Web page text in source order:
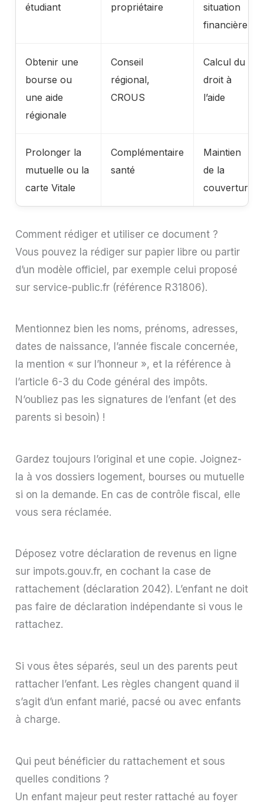
étudiant
propriétaire
situation
financière
Obtenir une
bourse ou
une aide
régionale
Conseil
régional,
CROUS
Calcul du
droit à
l’aide
Prolonger la
mutuelle ou la
carte Vitale
Complémentaire
santé
Maintien
de la
couverture
Comment rédiger et utiliser ce document ?
Vous pouvez la rédiger sur papier libre ou partir
d’un modèle officiel, par exemple celui proposé
sur service-public.fr (référence R31806).
Mentionnez bien les noms, prénoms, adresses,
dates de naissance, l’année fiscale concernée,
la mention « sur l’honneur », et la référence à
l’article 6-3 du Code général des impôts.
N’oubliez pas les signatures de l’enfant (et des
parents si besoin) !
Gardez toujours l’original et une copie. Joignez-
la à vos dossiers logement, bourses ou mutuelle
si on la demande. En cas de contrôle fiscal, elle
vous sera réclamée.
Déposez votre déclaration de revenus en ligne
sur impots.gouv.fr, en cochant la case de
rattachement (déclaration 2042). L’enfant ne doit
pas faire de déclaration indépendante si vous le
rattachez.
Si vous êtes séparés, seul un des parents peut
rattacher l’enfant. Les règles changent quand il
s’agit d’un enfant marié, pacsé ou avec enfants
à charge.
Qui peut bénéficier du rattachement et sous
quelles conditions ?
Un enfant majeur peut rester rattaché au foyer